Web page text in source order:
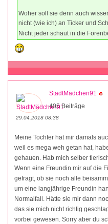
Woher soll sie denn auch
nicht (wie ich) an Ticker und
Nicht jeder schaut in die
StadtMädchen91
405 Beiträge
29.04.2018 08:38
Meine Tochter hat mir damals
weil es mega weh getan hat,
gehauen. Hab mich selber
Wenn eine Freundin mir auf die
gefragt, ob sie noch alle
um eine langjährige Freundin
Normalfall. Hätte sie mir dann
das sie mich nicht richtig
vorbei gewesen. Sorry aber du